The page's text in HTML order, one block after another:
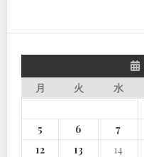
月
火 水
5
6 7
12
13 14